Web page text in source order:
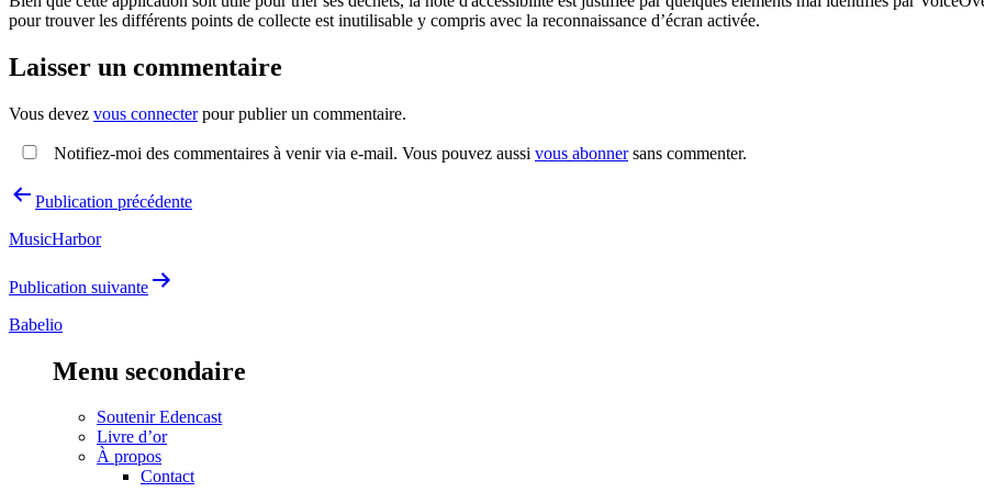
pour trouver les différents points de collecte est inutilisable y compris avec la reconnaissance d’écran activée.
Laisser un commentaire
Vous devez vous connecterpour publier un commentaire.
Notifiez-moi des commentaires à venir via e-mail. Vous pouvez aussi vous abonnersans commenter.
Navigation
l’article
Publication précédente
MusicHarbor
Publication suivante
Babelio
Menu secondaire
Soutenir Edencast
Livre d’or
À propos
Contact